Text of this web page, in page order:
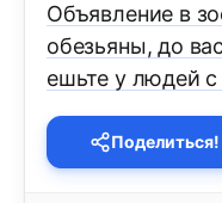
Объявление в
обезьяны, до
ешьте у людей с
Поделиться!